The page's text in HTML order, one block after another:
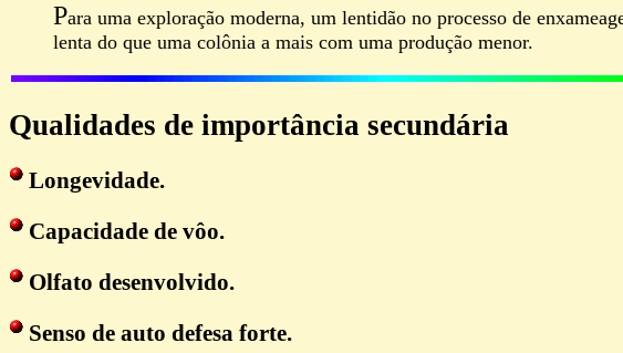
Para uma exploração moderna, um lentidão no processo de
lenta do que uma colônia a mais com uma produção menor.
Qualidades de importância secundária
Longevidade.
Capacidade de vôo.
Olfato desenvolvido.
Senso de auto defesa forte.